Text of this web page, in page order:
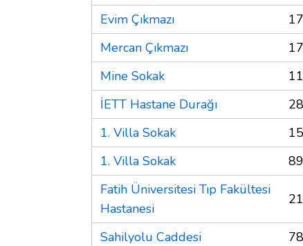
Evim Çıkmazı
Mercan Çıkmazı
Mine Sokak
İETT Hastane Durağı
1. Villa Sokak
1. Villa Sokak
Fatih Üniversitesi Tıp Fakültesi
Hastanesi
Sahilyolu Caddesi